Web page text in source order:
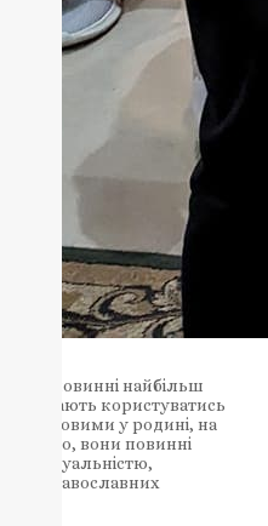
повинні найбільш
мають користуватись
зразковими у родині, на
цього, вони повинні
пунктуальністю,
православних